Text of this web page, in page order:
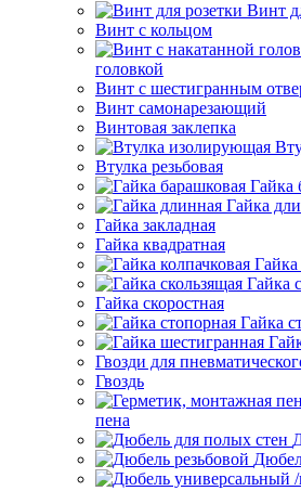
Винт
Винт с кольцом
головкой
Винт с шестигранным
Винт самонарезающий
Винтовая заклепка
Втулка резьбовая
Гайка
Гайка
Гайка закладная
Гайка квадратная
Гайка
Гайка
Гайка скоростная
Гайка
Гвозди для
Гвоздь
пена